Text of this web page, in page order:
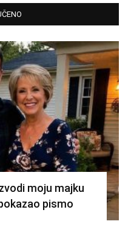
moju majku
pismo